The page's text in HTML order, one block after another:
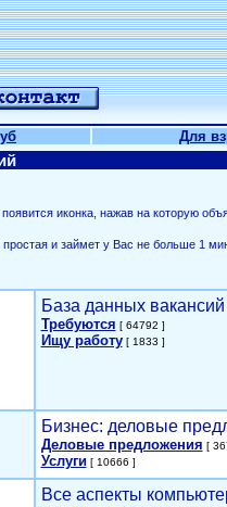
Для
иконка, нажав на которую
и займет у Вас не больше 1
База данных
Требуются [ 64792 ]
Ищу работу[ 1833 ]
Бизнес: деловые
Деловые предложения [
Услуги[ 10666 ]
Все аспекты